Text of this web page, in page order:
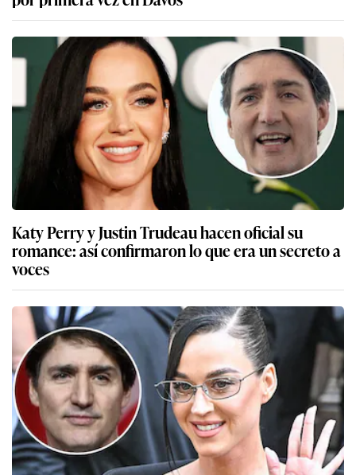
Katy Perry y Justin Trudeau hacen oficial su
romance: así confirmaron lo que era un secreto a
voces